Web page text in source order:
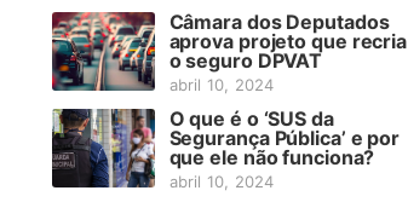
Câmara dos Deputados
aprova projeto que recria
o seguro DPVAT
abril 10, 2024
O que é o ‘SUS da
Segurança Pública’ e por
que ele não funciona?
abril 10, 2024